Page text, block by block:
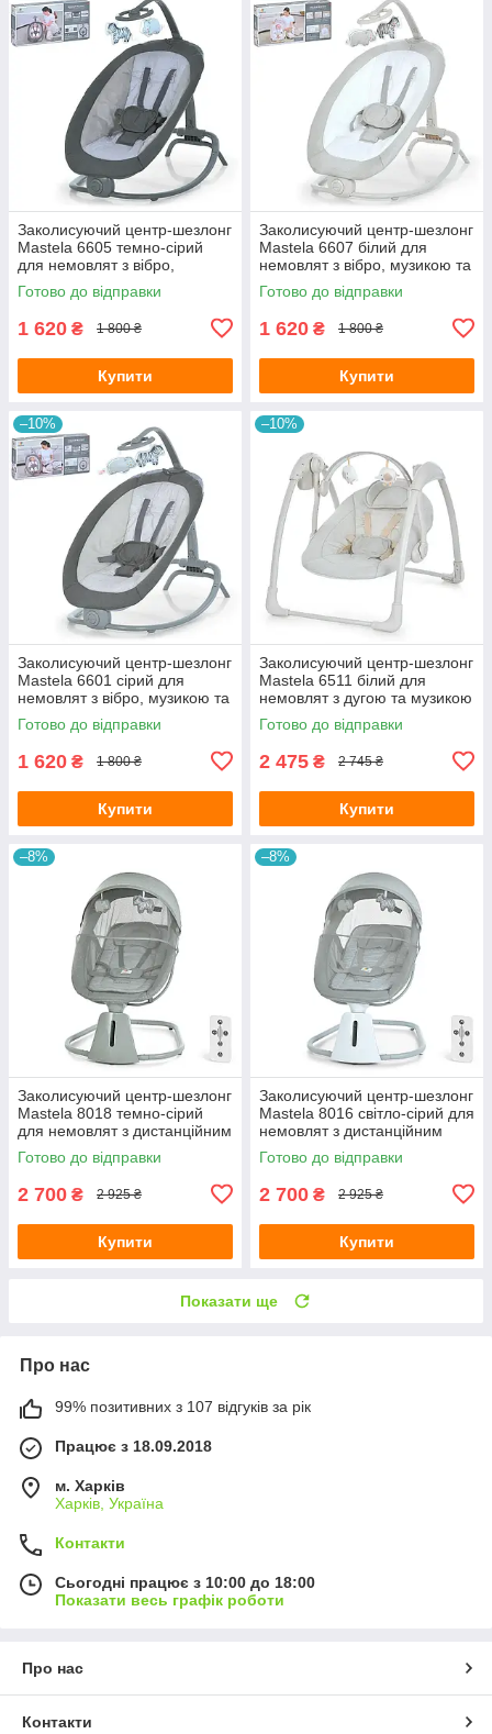
Заколисуючий центр-шезлонг
Mastela 6605 темно-сірий
для немовлят з вібро,
музикою та підвісками
Готово до відправки
1 620 ₴ 1 800 ₴
Купити
Заколисуючий центр-шезлонг
Mastela 6607 білий для
немовлят з вібро, музикою та
підвісками
Готово до відправки
1 620 ₴ 1 800 ₴
Купити
–10%
Заколисуючий центр-шезлонг
Mastela 6601 сірий для
немовлят з вібро, музикою та
підвісками
Готово до відправки
1 620 ₴ 1 800 ₴
Купити
–10%
Заколисуючий центр-шезлонг
Mastela 6511 білий для
немовлят з дугою та музикою
Готово до відправки
2 475 ₴ 2 745 ₴
Купити
–8%
Заколисуючий центр-шезлонг
Mastela 8018 темно-сірий
для немовлят з дистанційним
керуванням APP та
москітною сіткою
Готово до відправки
2 700 ₴ 2 925 ₴
Купити
–8%
Заколисуючий центр-шезлонг
Mastela 8016 світло-сірий для
немовлят з дистанційним
керуванням APP та
москітною сіткою
Готово до відправки
2 700 ₴ 2 925 ₴
Купити
Показати ще
Про нас
99% позитивних з 107 відгуків за рік
Працює з 18.09.2018
м. Харків
Харків, Україна
Контакти
Сьогодні працює з 10:00 до 18:00
Показати весь графік роботи
Про нас
Контакти